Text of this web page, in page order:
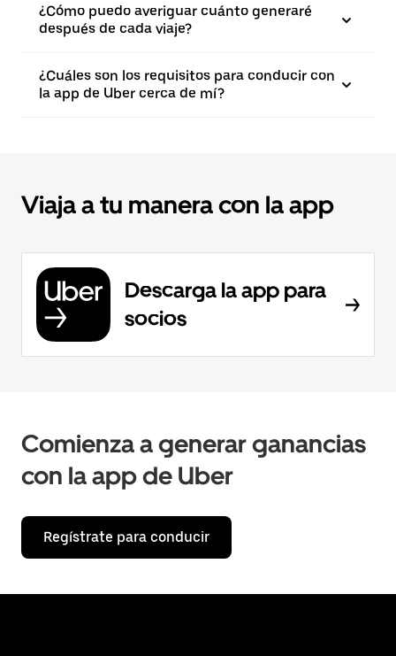
¿Cómo puedo averiguar cuánto generaré
después de cada viaje?
¿Cuáles son los requisitos para conducir con
la app de Uber cerca de mí?
Viaja a tu manera con la app
Descarga la app para
socios
Comienza a generar ganancias
con la app de Uber
Regístrate para conducir